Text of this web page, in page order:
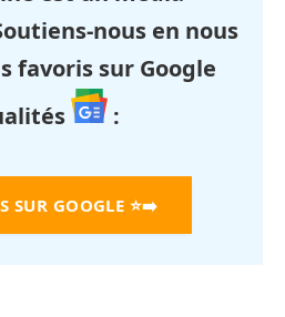
nous en nous
favoris sur Google
:
SUR GOOGLE ⭐➡️